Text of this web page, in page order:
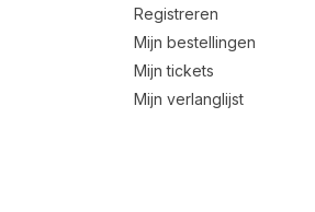
Registreren
Mijn bestellingen
Mijn tickets
Mijn verlanglijst